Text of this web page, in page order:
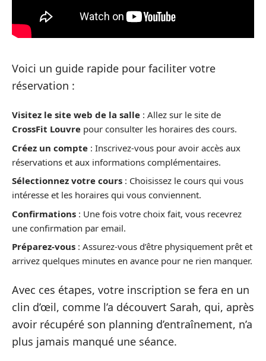
Voici un guide rapide pour faciliter votre
réservation :
Visitez le site web de la salle : Allez sur le site de
CrossFit Louvre pour consulter les horaires des cours.
Créez un compte : Inscrivez-vous pour avoir accès aux
réservations et aux informations complémentaires.
Sélectionnez votre cours : Choisissez le cours qui vous
intéresse et les horaires qui vous conviennent.
Confirmations : Une fois votre choix fait, vous recevrez
une confirmation par email.
Préparez-vous : Assurez-vous d’être physiquement prêt et
arrivez quelques minutes en avance pour ne rien manquer.
Avec ces étapes, votre inscription se fera en un
clin d’œil, comme l’a découvert Sarah, qui, après
avoir récupéré son planning d’entraînement, n’a
plus jamais manqué une séance.